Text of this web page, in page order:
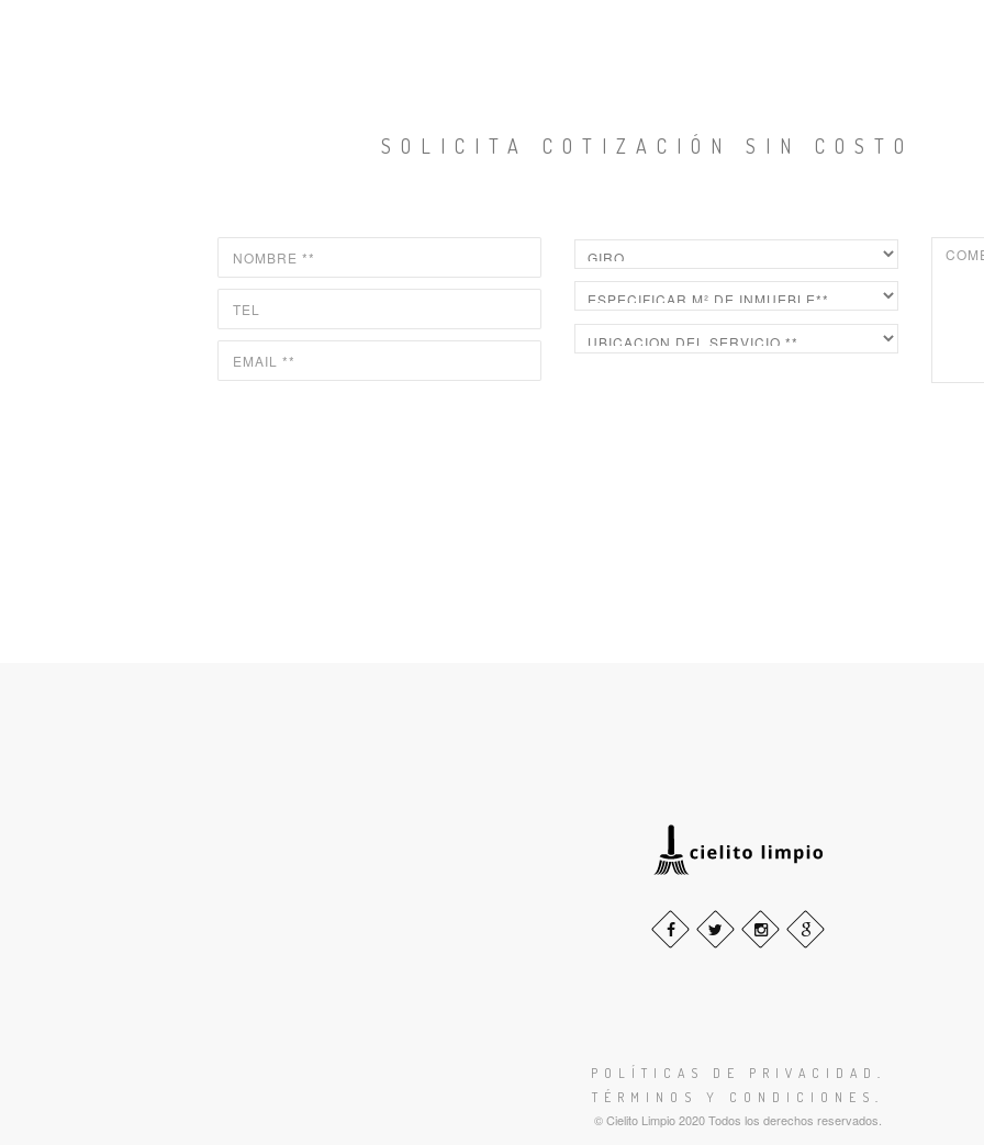
SOLICITA COTIZACIÓN SIN COSTO
POLÍTICAS DE PRIVACIDAD .
TÉRMINOS Y CONDICIONES .
© Cielito Limpio 2020 Todos los derechos reservados.